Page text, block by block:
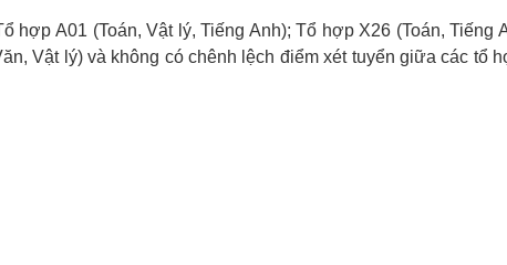
A01 (Toán, Vật lý, Tiếng Anh); Tổ hợp X26 (Toán, Tiếng
Vật lý) và không có chênh lệch điểm xét tuyển giữa các tổ